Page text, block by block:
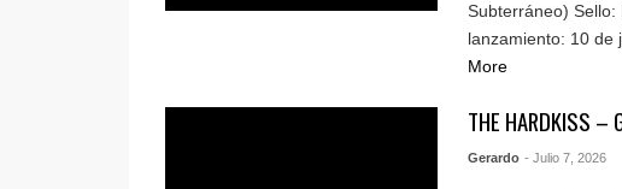
Subterráneo) Sello:
lanzamiento: 10 de
More
THE HARDKISS –
Gerardo - Julio 7, 2026